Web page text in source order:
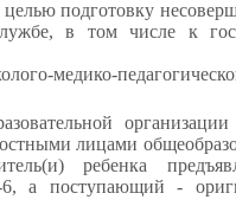
подготовку
в том числе к
медико-
лицами
ребенка
а поступающий -